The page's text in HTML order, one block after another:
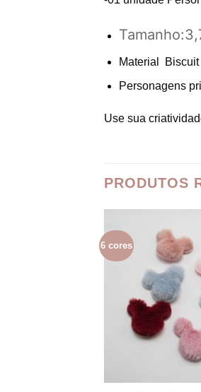
Material Biscuit
Personagens
Use sua
PRODUTOS
6 cores